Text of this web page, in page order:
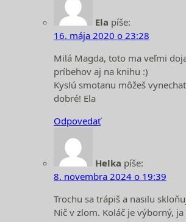
Ela píše:
16. mája 2020 o 23:28
Milá Magda, toto ma veľmi
príbehov aj na knihu :)
Kyslú smotanu môžeš
dobré! Ela
Odpovedať
Helka píše:
8. novembra 2024 o 19:39
Trochu sa trápiš a nasilu
Nič v zlom. Koláč je výborný,